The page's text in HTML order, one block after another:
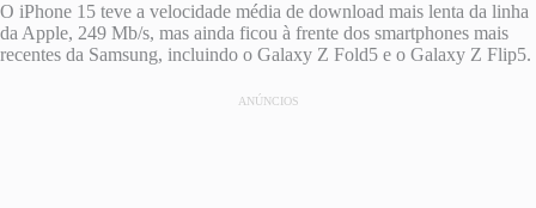
O ‌iPhone 15‌ teve a velocidade média de download mais lenta da linha
da Apple, 249 Mb/s, mas ainda ficou à frente dos smartphones mais
recentes da Samsung, incluindo o Galaxy Z Fold5 e o Galaxy Z Flip5.
ANÚNCIOS